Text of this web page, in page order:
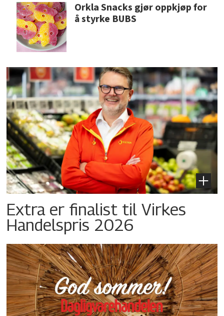
Orkla Snacks gjør oppkjøp for
å styrke BUBS
Extra er finalist til Virkes
Handelspris 2026